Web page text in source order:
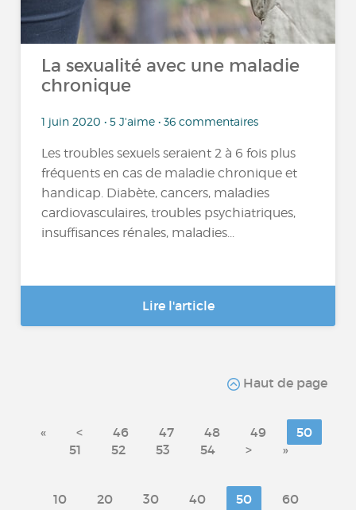
La sexualité avec une maladie
chronique
1 juin 2020 • 5 J'aime • 36 commentaires
Les troubles sexuels seraient 2 à 6 fois plus
fréquents en cas de maladie chronique et
handicap. Diabète, cancers, maladies
cardiovasculaires, troubles psychiatriques,
insuffisances rénales, maladies...
Lire l'article
Haut de page
« < 46 47 48 49
50
51
52 53 54 > »
10 20 30 40 50 60